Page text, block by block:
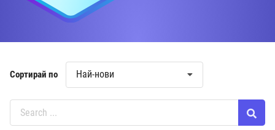
Сортирай по Най-нови